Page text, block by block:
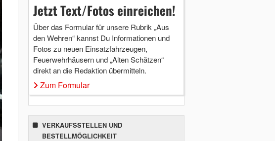
Jetzt Text/Fotos einreichen!
Über das Formular für unsere Rubrik „Aus
den Wehren“ kannst Du Informationen und
Fotos zu neuen Einsatzfahrzeugen,
Feuerwehrhäusern und „Alten Schätzen“
direkt an die Redaktion übermitteln.
Zum Formular
VERKAUFSSTELLEN UND
BESTELLMÖGLICHKEIT